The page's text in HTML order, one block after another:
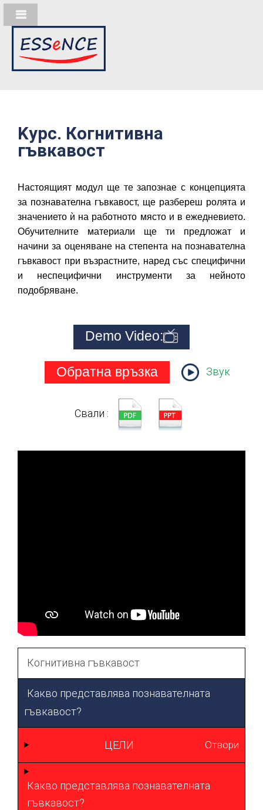
Kурс. Когнитивна
гъвкавост
Настоящият модул ще те запознае с концепцията
за познавателна гъвкавост, ще разбереш ролята и
значението ѝ на работното място и в ежедневието.
Обучителните материали ще ти предложат и
начини за оценяване на степента на познавателна
гъвкавост при възрастните, наред със специфични
и неспецифични инструменти за нейното
подобряване.
Demo Video:
Обратна връзка Звук
Свали :
Когнитивна гъвкавост
Какво представлява познавателната
гъвкавост?
ЦЕЛИ Отвори
Какво представлява познавателната
гъвкавост?